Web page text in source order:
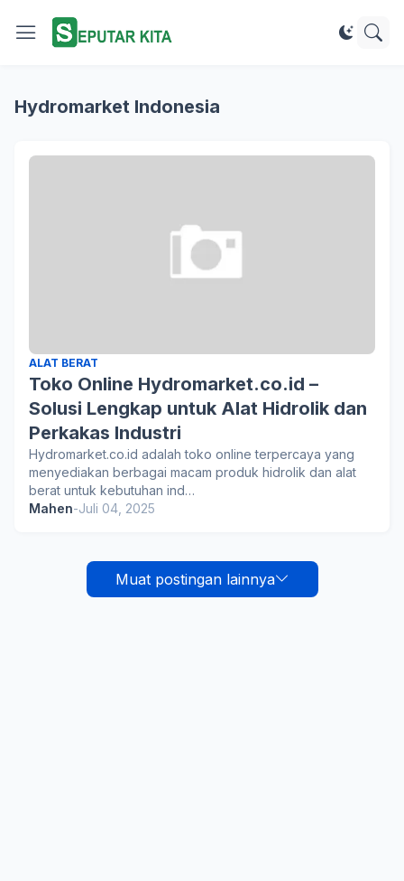
Hydromarket Indonesia
ALAT BERAT
Toko Online Hydromarket.co.id –
Solusi Lengkap untuk Alat Hidrolik dan
Perkakas Industri
Hydromarket.co.id adalah toko online terpercaya yang
menyediakan berbagai macam produk hidrolik dan alat
berat untuk kebutuhan ind…
Mahen-Juli 04, 2025
Muat postingan lainnya